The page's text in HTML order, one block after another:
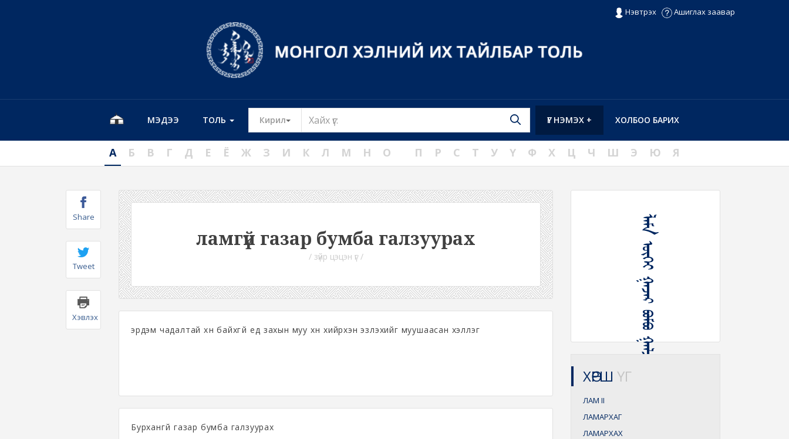
Нэвтрэх Ашиглах заавар
МЭДЭЭ ТОЛЬ Кирил Toggle Dropdown ХОЛБОО БАРИХ
ҮГ НЭМЭХ +
А Б В Г Д Е Ё Ж З И К Л М Н О П Р С Т У Ү Ф Х Ц Ч Ш Э Ю Я
Share
Tweet
Хэвлэх
ламгүй газар бумба галзуурах
/ зүйр цэцэн үг /
эрдэм чадалтай хүн байхгүй үед захын муу хүн хийрхэн эзлэхийг муушаасан хэллэг
Бурхангүй газар бумба галзуурах
ᠯᠠᠮᠠ ᠦᠭᠡᠢ ᠭᠠᠵᠠᠷ ᠪᠤᠮᠪᠤ ᠭᠠᠯᠵᠠᠭᠤᠷᠠᠬᠤ
ХӨРШ ҮГ
ЛАМ II
ЛАМАРХАГ
ЛАМАРХАХ